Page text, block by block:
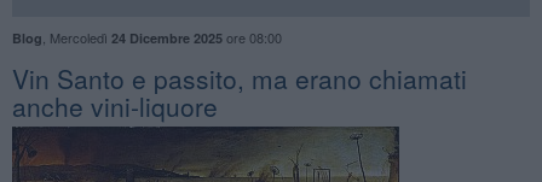
Blog Mercoledì 24 Dicembre 2025ore 08:00
​Vin Santo e passito, ma erano chiamati
anche vini-liquore